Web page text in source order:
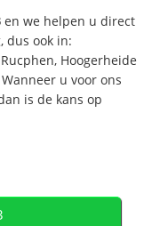
en we helpen u direct
dus ook in:
Hoogerheide
u voor ons
is de kans op